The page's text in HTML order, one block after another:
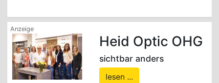
Heid Optic OHG
sichtbar anders
lesen ...